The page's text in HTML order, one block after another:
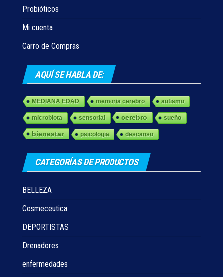
Probióticos
Mi cuenta
Carro de Compras
AQUÍ SE HABLA DE:
MEDIANA EDAD memoria cerebro autismo
microbiota sensorial cerebro sueño
bienestar psicologia descanso
CATEGORÍAS DE PRODUCTOS
BELLEZA
Cosmeceutica
DEPORTISTAS
Drenadores
enfermedades